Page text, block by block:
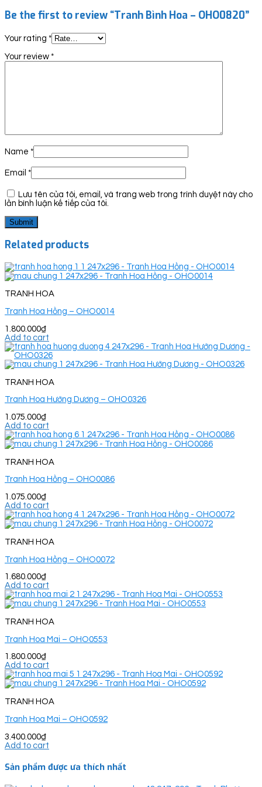
Be the first to review “Tranh Bình Hoa – OHO0820”
Your rating *
Your review *
Name *
Email *
Lưu tên của tôi, email, và trang web trong trình duyệt này cho
lần bình luận kế tiếp của tôi.
Related products
TRANH HOA
Tranh Hoa Hồng – OHO0014
1.800.000₫
Add to cart
TRANH HOA
Tranh Hoa Hướng Dương – OHO0326
1.075.000₫
Add to cart
TRANH HOA
Tranh Hoa Hồng – OHO0086
1.075.000₫
Add to cart
TRANH HOA
Tranh Hoa Hồng – OHO0072
1.680.000₫
Add to cart
TRANH HOA
Tranh Hoa Mai – OHO0553
1.800.000₫
Add to cart
TRANH HOA
Tranh Hoa Mai – OHO0592
3.400.000₫
Add to cart
Sản phẩm được ưa thích nhất